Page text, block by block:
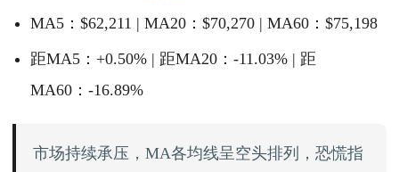
MA5：$62,211 | MA20：$70,270 | MA60：$75,198
距MA5：+0.50% | 距MA20：-11.03% | 距
MA60：-16.89%
市场持续承压，MA各均线呈空头排列，恐慌指